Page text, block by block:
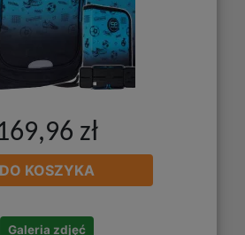
zł
DO KOSZYKA
Galeria zdjęć